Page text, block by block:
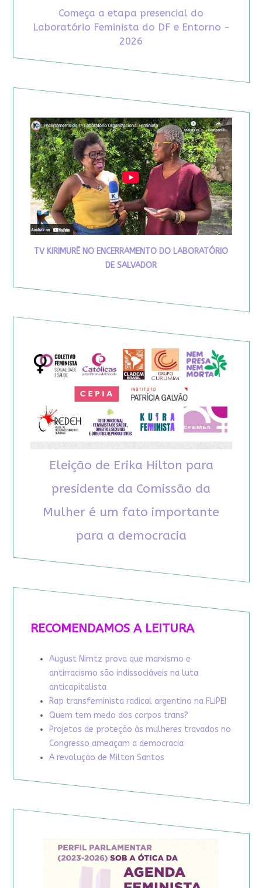
Começa a etapa presencial do
Laboratório Feminista do DF e Entorno -
2026
TV KIRIMURÊ NO ENCERRAMENTO DO LABORATÓRIO
DE SALVADOR
Eleição de Erika Hilton para
presidente da Comissão da
Mulher é um fato importante
para a democracia
RECOMENDAMOS A LEITURA
August Nimtz prova que marxismo e
antirracismo são indissociáveis na luta
anticapitalista
Rap transfeminista radical argentino na FLIPEI
Quem tem medo dos corpos trans?
Projetos de proteção às mulheres travados no
Congresso ameaçam a democracia
A revolução de Milton Santos